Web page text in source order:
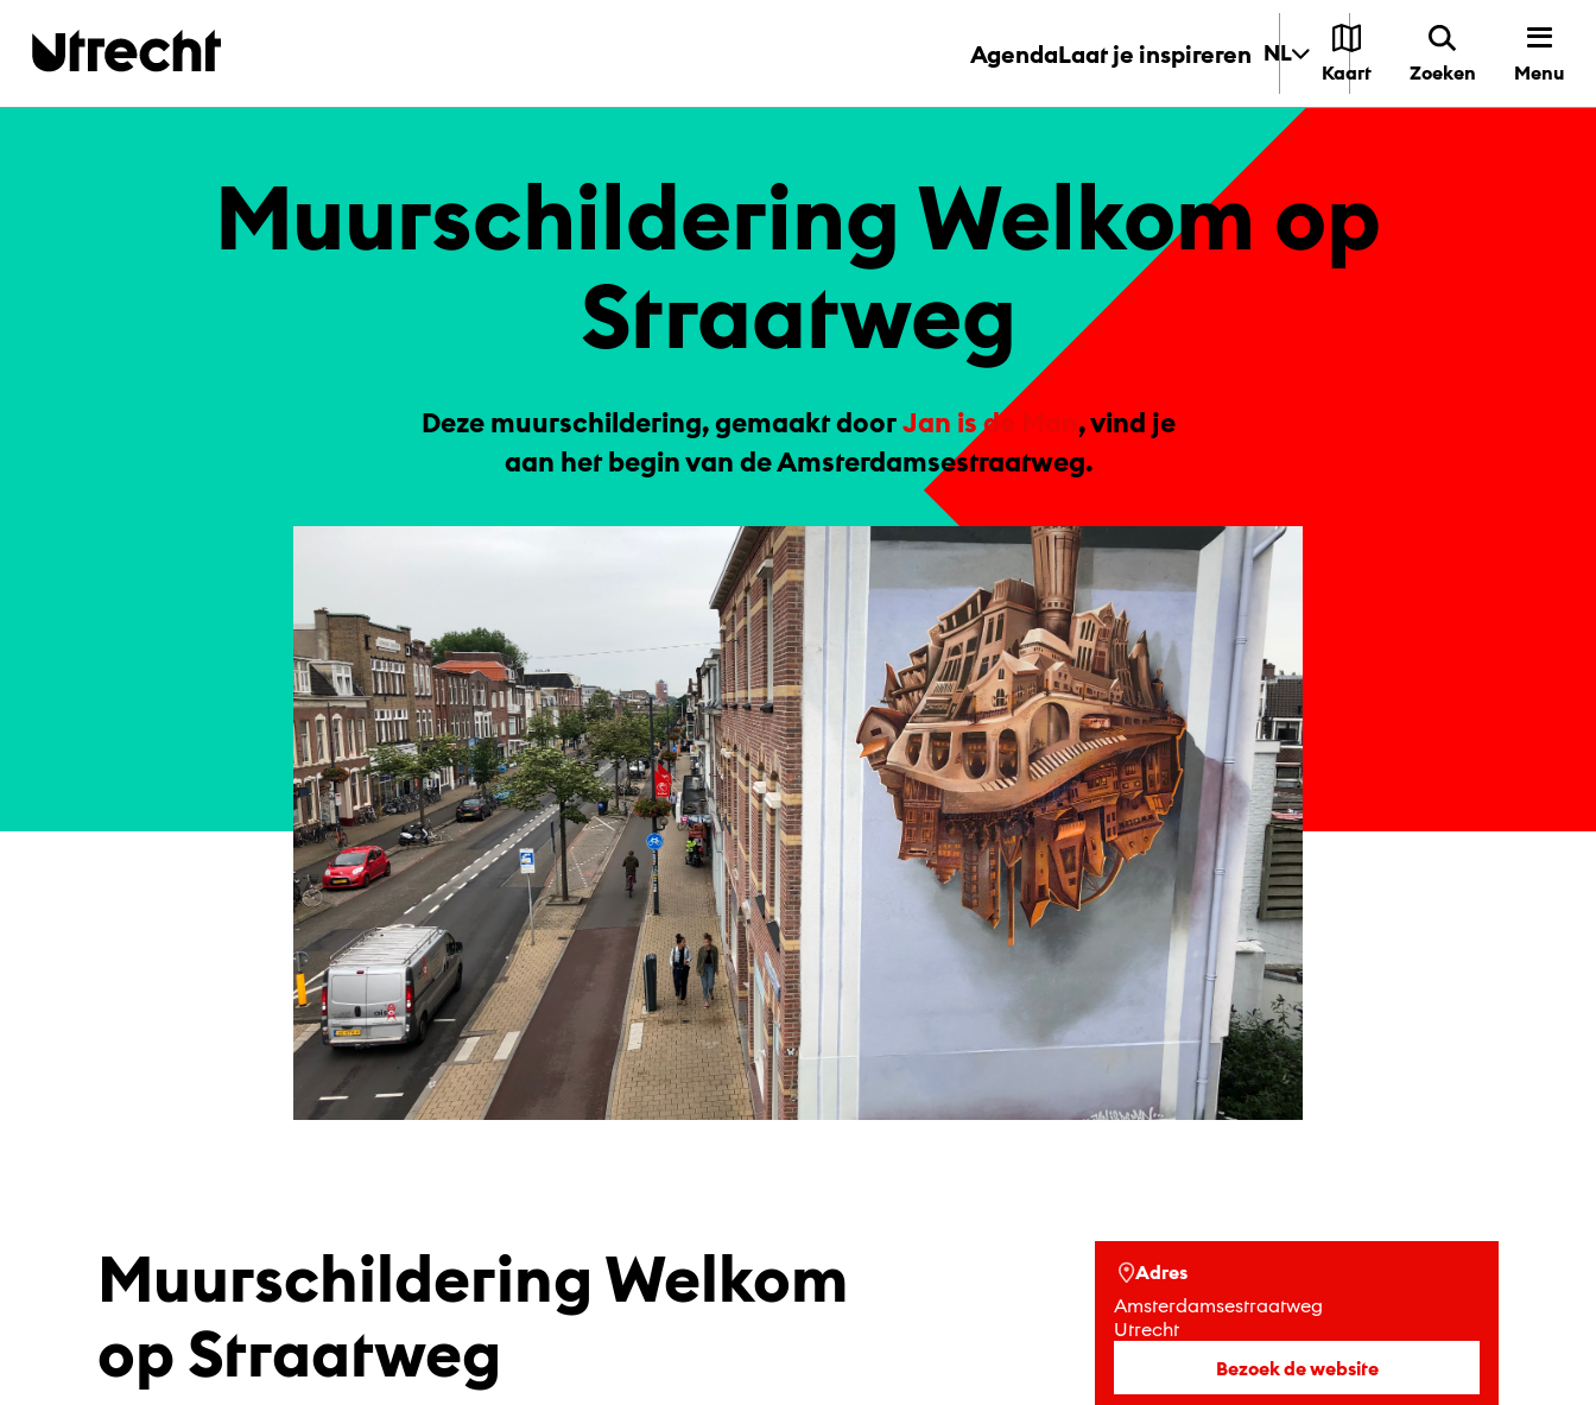
AgendaLaat je inspireren NL
Kaart Zoeken Menu
Mu­ur­schil­de­ring Wel­kom op
Straat­weg
Deze muurschildering, gemaakt doorJan is de Man, vind je
aan het begin van de Amsterdamsestraatweg.
Muurschildering Welkom
op Straatweg
Adres
Amsterdamsestraatweg
Utrecht
Bezoek de website